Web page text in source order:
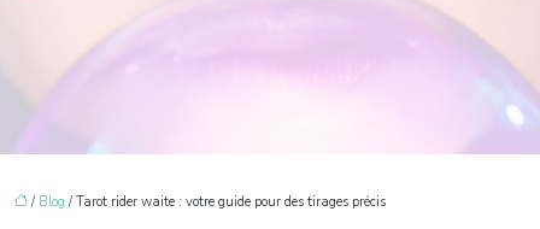
/ Blog / Tarot rider waite : votre guide pour des tirages précis